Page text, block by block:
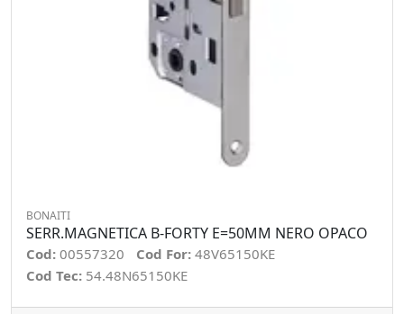
BONAITI
SERR.MAGNETICA B-FORTY E=50MM NERO OPACO
Cod: 00557320 Cod For: 48V65150KE
Cod Tec: 54.48N65150KE